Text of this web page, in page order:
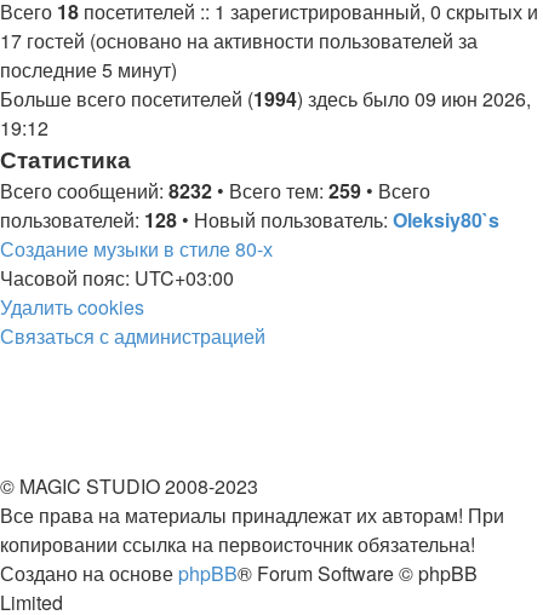
Всего 18 посетителей :: 1 зарегистрированный, 0 скрытых и
17 гостей (основано на активности пользователей за
последние 5 минут)
Больше всего посетителей (1994) здесь было 09 июн 2026,
19:12
Статистика
Всего сообщений: 8232 • Всего тем: 259 • Всего
пользователей: 128 • Новый пользователь: Oleksiy80`s
Создание музыки в стиле 80-х
Часовой пояс: UTC+03:00
Удалить cookies
Связаться с
Связаться садминистрацией
© MAGIC STUDIO 2008-2023
Все права на материалы принадлежат их авторам! При
копировании ссылка на первоисточник обязательна!
Создано на основе phpBB® Forum Software © phpBB
Limited